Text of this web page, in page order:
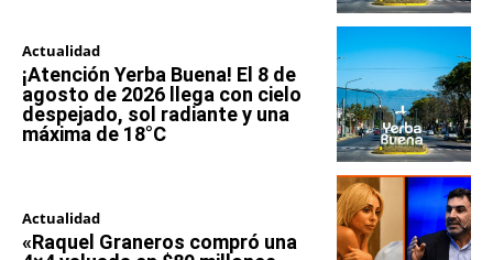
Actualidad
¡Atención Yerba Buena! El 8 de
agosto de 2026 llega con cielo
despejado, sol radiante y una
máxima de 18°C
Actualidad
«Raquel Graneros compró una